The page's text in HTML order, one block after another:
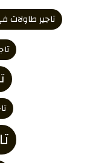
تاجير طاولات